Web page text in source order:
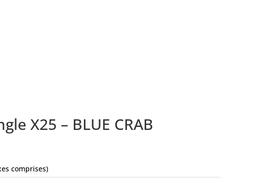
X25 – BLUE CRAB
comprises)